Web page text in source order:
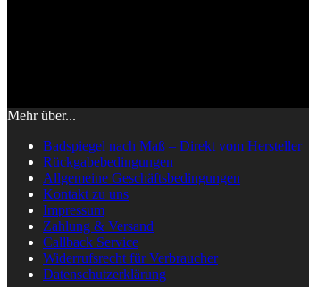
Mehr über...
Badspiegel nach Maß – Direkt vom Hersteller
Rückgabebedingungen
Allgemeine Geschäftsbedingungen
Kontakt zu uns
Impressum
Zahlung & Versand
Callback Service
Widerrufsrecht für Verbraucher
Datenschutzerklärung